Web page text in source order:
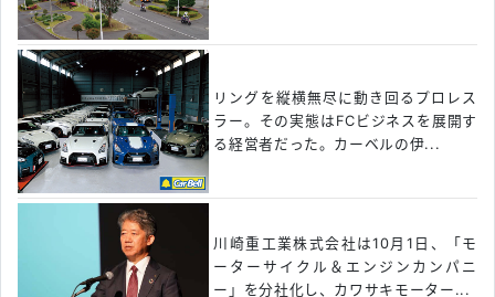
リングを縦横無尽に動き回るプロレス
ラー。その実態はFCビジネスを展開す
る経営者だった。カーベルの伊...
川崎重工業株式会社は10月1日、「モ
ーターサイクル＆エンジンカンパニ
ー」を分社化し、カワサキモーター...